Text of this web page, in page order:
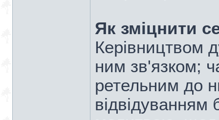
Як зміцнити
Керівництвом
ним зв'язком;
ретельним до
відвідуванням